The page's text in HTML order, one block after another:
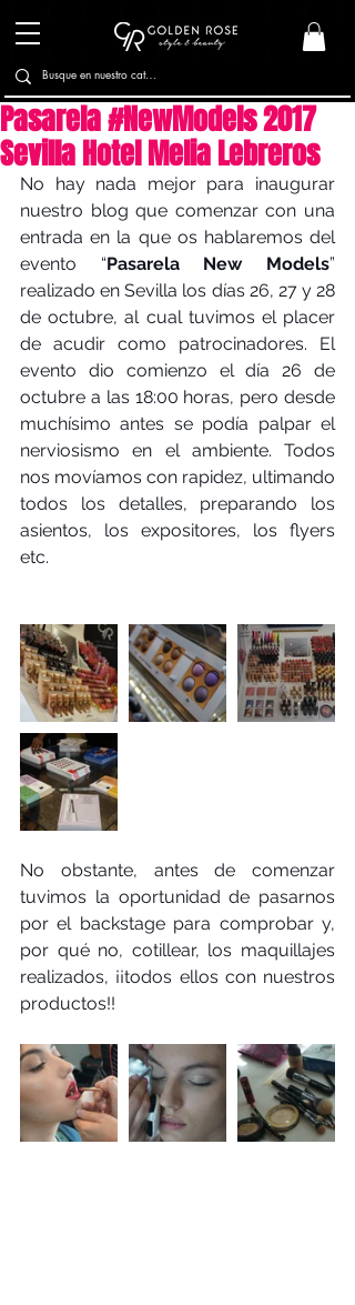
Pasarela #NewModels 2017
Sevilla Hotel Melia Lebreros
No hay nada mejor para inaugurar
nuestro blog que comenzar con una
entrada en la que os hablaremos del
evento “Pasarela New Models”
realizado en Sevilla los días 26, 27 y 28
de octubre, al cual tuvimos el placer
de acudir como patrocinadores. El
evento dio comienzo el día 26 de
octubre a las 18:00 horas, pero desde
muchísimo antes se podía palpar el
nerviosismo en el ambiente. Todos
nos movíamos con rapidez, ultimando
todos los detalles, preparando los
asientos, los expositores, los flyers
etc.
No obstante, antes de comenzar
tuvimos la oportunidad de pasarnos
por el backstage para comprobar y,
por qué no, cotillear, los maquillajes
realizados, ¡¡todos ellos con nuestros
productos!!